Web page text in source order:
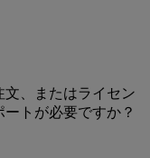
、またはライセン
トが必要ですか？